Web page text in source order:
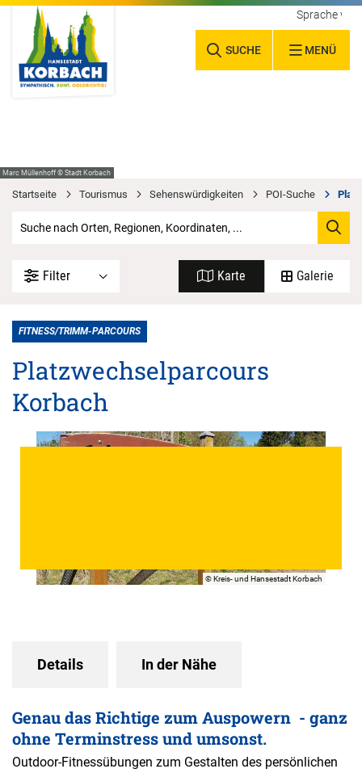
SUCHE MENÜ
Sprache
Marc Müllenhoff © Stadt Korbach
Startseite Tourismus Sehenswürdigkeiten POI-Suche
Filter Karte Galerie
FITNESS/TRIMM-PARCOURS
Platzwechselparcours
Korbach
© Kreis- und Hansestadt Korbach
Details In der Nähe
Genau das Richtige zum Auspowern - ganz
ohne Terminstress und umsonst.
Outdoor-Fitnessübungen zum Gestalten des persönlichen